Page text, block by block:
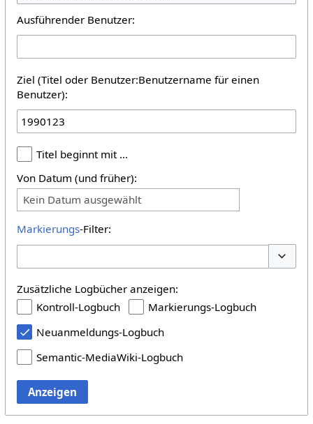
Ausführender Benutzer:
Ziel (Titel oder Benutzer:Benutzername für einen
Benutzer):
Titel beginnt mit …
Von Datum (und früher):
Kein Datum ausgewählt
Markierungs-Filter:
Zusätzliche Logbücher anzeigen:
Kontroll-Logbuch
Markierungs-Logbuch
Neuanmeldungs-Logbuch
Semantic-MediaWiki-Logbuch
Anzeigen